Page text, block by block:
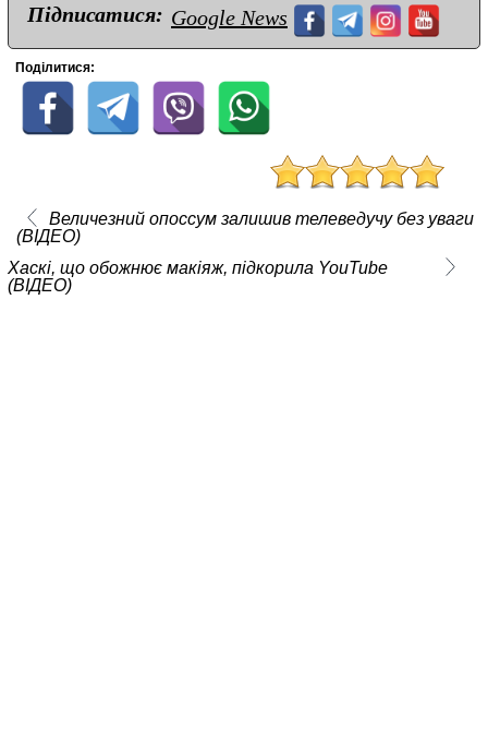
Підписатися: Google News
Поділитися:
Величезний опоссум залишив телеведучу без уваги
(ВІДЕО)
Хаскі, що обожнює макіяж, підкорила YouTube
(ВІДЕО)